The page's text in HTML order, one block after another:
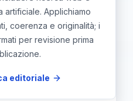
artificiale. Applichiamo
coerenza e originalità; i
per revisione prima
editoriale